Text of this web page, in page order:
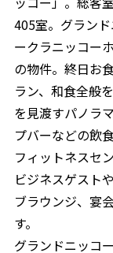
405室。グラン
ークラニッコー
の物件。終日お
ラン、和食全般
を見渡すパノラ
プバーなどの飲
フィットネスセ
ビジネスゲスト
ブラウンジ、宴
す。
グランドニッコ